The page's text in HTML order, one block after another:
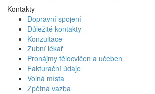
Kontakty
Dopravní spojení
Důležité kontakty
Konzultace
Zubní lékař
Pronájmy tělocvičen a učeben
Fakturační údaje
Volná místa
Zpětná vazba